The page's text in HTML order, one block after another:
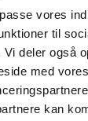
vores
til
deler også
med
kan
til et
Det tydelige
til en
og bar.